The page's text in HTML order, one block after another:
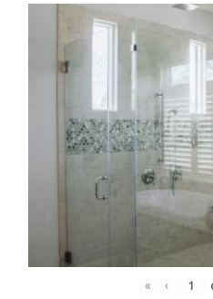
« ‹